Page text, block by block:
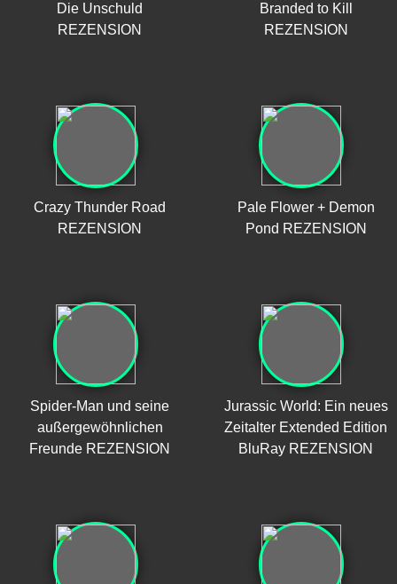
Die Unschuld
REZENSION
Branded to Kill
REZENSION
Crazy Thunder Road
REZENSION
Pale Flower + Demon
Pond REZENSION
Spider-Man und seine
außergewöhnlichen
Freunde REZENSION
Jurassic World: Ein neues
Zeitalter Extended Edition
BluRay REZENSION